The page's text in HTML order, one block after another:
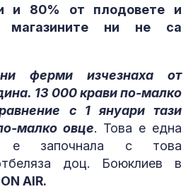
и 80% от плодовете и
магазините ни не са
ферми изчезнаха от
13 000 крави по-малко
с 1 януари тази
малко овце. Това е една
е започнала с това
доц. Боюклиев в
AIR.